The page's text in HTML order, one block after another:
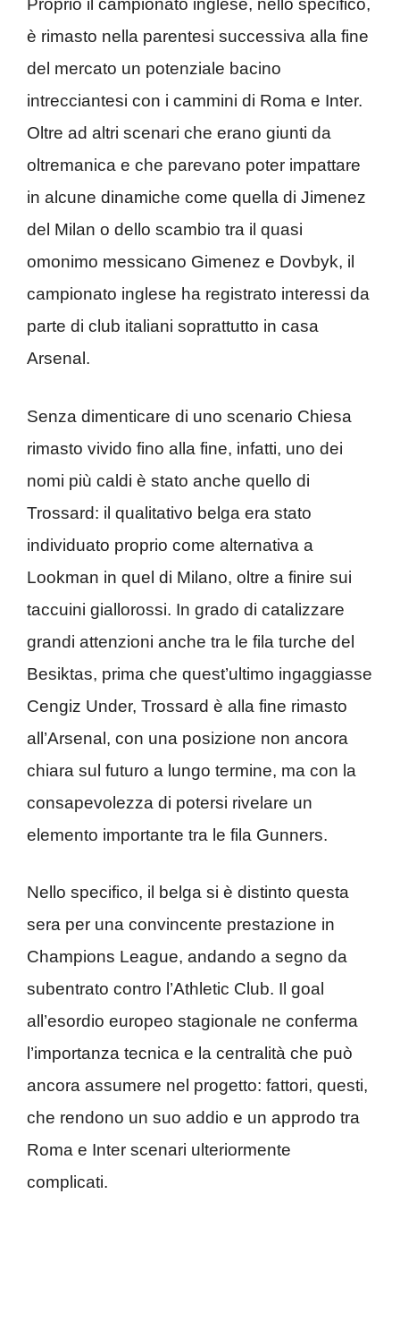
Proprio il campionato inglese, nello specifico,
è rimasto nella parentesi successiva alla fine
del mercato un potenziale bacino
intrecciantesi con i cammini di Roma e Inter.
Oltre ad altri scenari che erano giunti da
oltremanica e che parevano poter impattare
in alcune dinamiche come quella di Jimenez
del Milan o dello scambio tra il quasi
omonimo messicano Gimenez e Dovbyk, il
campionato inglese ha registrato interessi da
parte di club italiani soprattutto in casa
Arsenal.
Senza dimenticare di uno scenario Chiesa
rimasto vivido fino alla fine, infatti, uno dei
nomi più caldi è stato anche quello di
Trossard: il qualitativo belga era stato
individuato proprio come alternativa a
Lookman in quel di Milano, oltre a finire sui
taccuini giallorossi. In grado di catalizzare
grandi attenzioni anche tra le fila turche del
Besiktas, prima che quest’ultimo ingaggiasse
Cengiz Under, Trossard è alla fine rimasto
all’Arsenal, con una posizione non ancora
chiara sul futuro a lungo termine, ma con la
consapevolezza di potersi rivelare un
elemento importante tra le fila Gunners.
Nello specifico, il belga si è distinto questa
sera per una convincente prestazione in
Champions League, andando a segno da
subentrato contro l’Athletic Club. Il goal
all’esordio europeo stagionale ne conferma
l’importanza tecnica e la centralità che può
ancora assumere nel progetto: fattori, questi,
che rendono un suo addio e un approdo tra
Roma e Inter scenari ulteriormente
complicati.